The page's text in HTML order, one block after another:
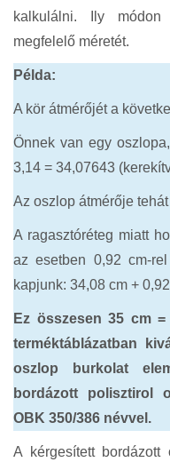
kalkulálni. Ily
megfelelő méretét.
Példa:
A kör átmérőjét a
Önnek van egy
3,14 = 34,07643
Az oszlop átmérője
A ragasztóréteg miatt
az esetben 0,92 cm-
kapjunk: 34,08 cm +
Ez összesen 35 cm
terméktáblázatban
oszlop burkolat
bordázott polisztirol
OBK 350/386 névvel.
A kérgesített bordázott